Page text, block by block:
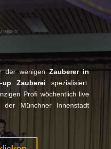
der wenigenZauberer in
up Zauberei spezialisiert.
Profi wöchentlich live
Münchner Innenstadt